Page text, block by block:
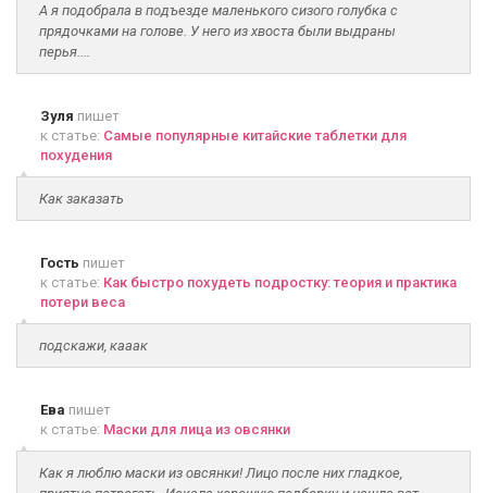
А я подобрала в подъезде маленького сизого голубка с
прядочками на голове. У него из хвоста были выдраны
перья....
Зуля пишет
к статье: Самые популярные китайские таблетки для
похудения
Как заказать
Гость пишет
к статье: Как быстро похудеть подростку: теория и практика
потери веса
подскажи, кааак
Ева пишет
к статье: Маски для лица из овсянки
Как я люблю маски из овсянки! Лицо после них гладкое,